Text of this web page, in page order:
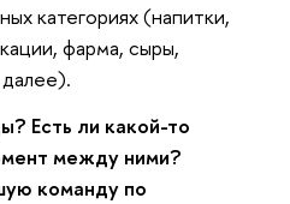
категориях (напитки,
фарма, сыры,
Есть ли какой-то
между ними?
команду по